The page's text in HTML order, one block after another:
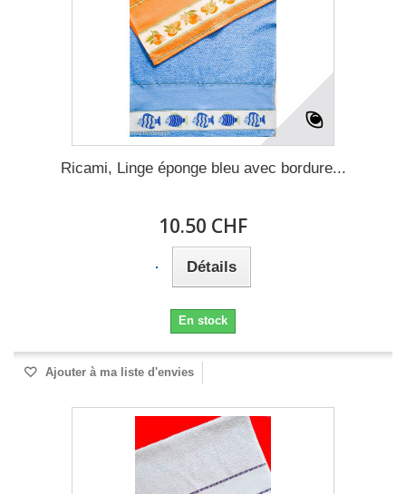
Ricami, Linge éponge bleu avec bordure...
10.50 CHF
Détails
En stock
Ajouter à ma liste d'envies